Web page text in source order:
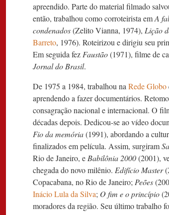
apreendido. Parte do material filmado
então, trabalhou como corroteirista emA
condenados(Zelito Vianna, 1974), Lição
Barreto, 1976). Roteirizou e dirigiu seu
Em seguida fez Faustão(1971), filme de
Jornal do Brasil.
De 1975 a 1984, trabalhou na Rede Globo
aprendendo a fazer documentários.
consagração nacional e internacional. O
décadas depois. Dedicou-se ao vídeo
Fio da memória(1991), abordando a
finalizados em película. Assim, surgiram
Rio de Janeiro, e Babilônia 2000(2001),
chegada do novo milênio. Edifício Master
Copacabana, no Rio de Janeiro; Peões
Inácio Lula da Silva; O fim e o princípio
moradores da região. Seu último trabalho